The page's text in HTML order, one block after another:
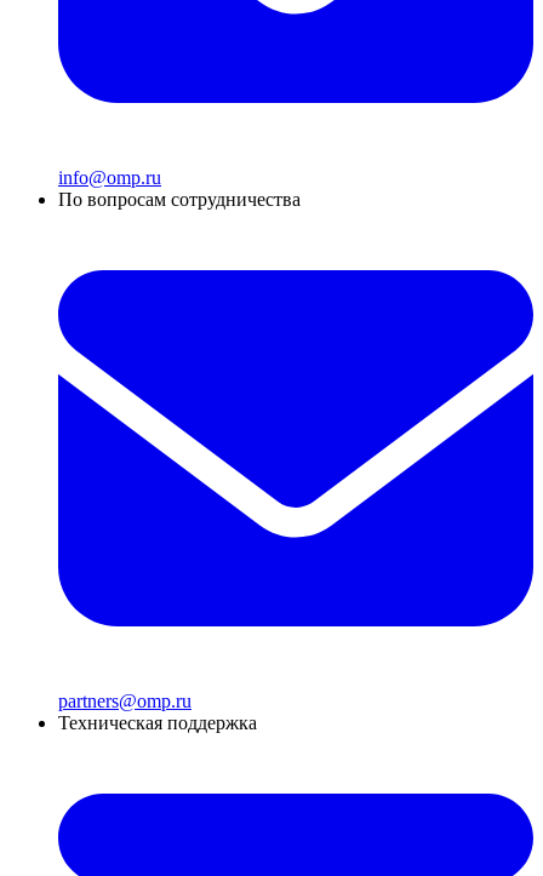
info@omp.ru
По вопросам сотрудничества
partners@omp.ru
Техническая поддержка